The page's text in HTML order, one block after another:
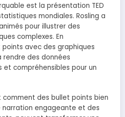
est la présentation TED
mondiales. Rosling a
pour illustrer des
complexes. En
avec des graphiques
rendre des données
compréhensibles pour un
des bullet points bien
narration engageante et des